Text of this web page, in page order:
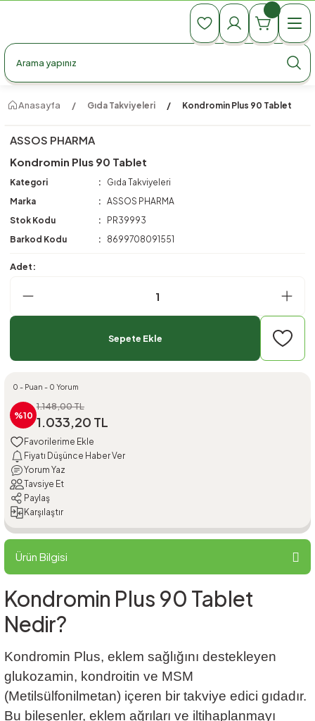
990 TL Üzeri Ücretsiz Kargo
990 TL Üzeri Ücretsiz Kargo
Anasayfa Gıda Takviyeleri Kondromin Plus 90 Tablet
ASSOS PHARMA
Kondromin Plus 90 Tablet
Kategori
Gıda Takviyeleri
Marka
ASSOS PHARMA
Stok Kodu
PR39993
Barkod Kodu
8699708091551
Adet:
Sepete Ekle
0 - Puan - 0 Yorum
%10
1.148,00 TL
1.033,20 TL
Fiyatı Düşünce Haber Ver
Yorum Yaz
Tavsiye Et
Paylaş
Karşılaştır
Ürün Bilgisi
Kondromin Plus 90 Tablet
Nedir?
Kondromin Plus, eklem sağlığını destekleyen
glukozamin, kondroitin ve MSM
(Metilsülfonilmetan) içeren bir takviye edici gıdadır.
Bu bileşenler, eklem ağrıları ve iltihaplanmayı